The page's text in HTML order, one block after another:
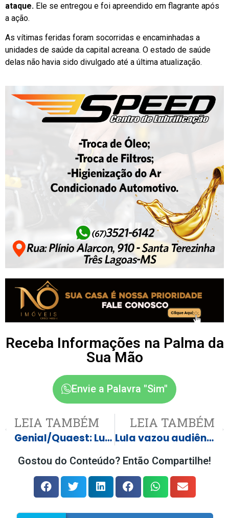
ataque. Ele se entregou e foi apreendido em flagrante após
a ação.
As vítimas feridas foram socorridas e encaminhadas a
unidades de saúde da capital acreana. O estado de saúde
delas não havia sido divulgado até a última atualização.
Receba Informações na Palma da
Sua Mão
Envie a Palavra "Sim"
LEIA TAMBÉM
Genial/Quaest: Lula tem maior aprovação no Nordeste e rejeição recorde no Sul
LEIA TAMBÉM
Lula vazou audiência antes de Trump confirmar que o receberia
Gostou do Conteúdo? Então Compartilhe!